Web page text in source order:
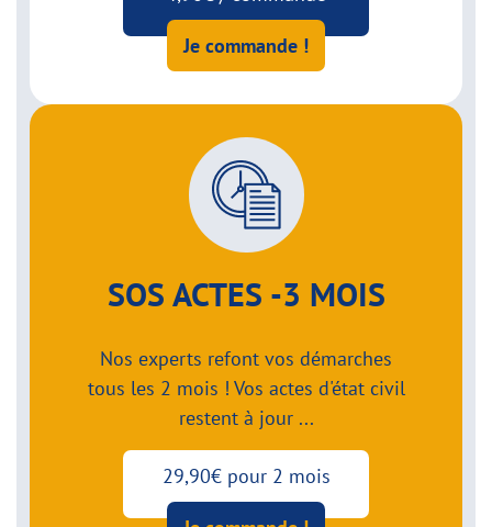
Je commande !
SOS ACTES -3 MOIS
Nos experts refont vos démarches
tous les 2 mois ! Vos actes d'état civil
restent à jour ...
29,90€ pour 2 mois